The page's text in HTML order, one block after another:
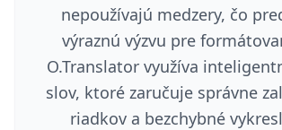
nepoužívajú medzery, čo
výraznú výzvu pre
O.Translator využíva
slov, ktoré zaručuje správne
riadkov a bezchybné